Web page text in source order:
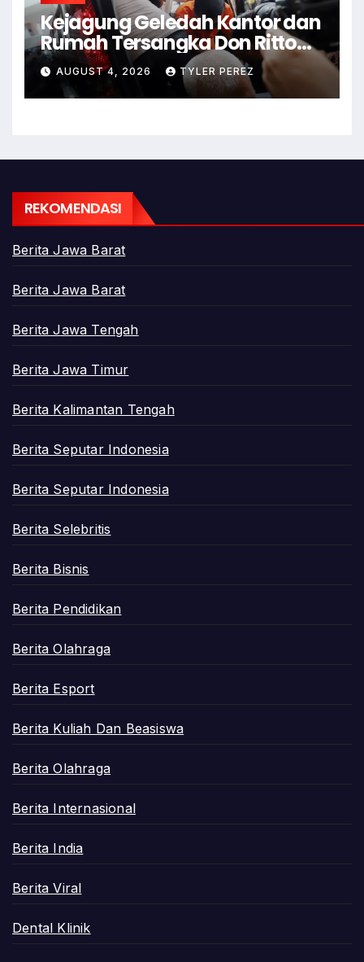
Kejagung Geledah Kantor dan
Rumah Tersangka Don Ritto
Terkait Kasus Febrie
Adriansyah
AUGUST 4, 2026 TYLER PEREZ
REKOMENDASI
Berita Jawa Barat
Berita Jawa Barat
Berita Jawa Tengah
Berita Jawa Timur
Berita Kalimantan Tengah
Berita Seputar Indonesia
Berita Seputar Indonesia
Berita Selebritis
Berita Bisnis
Berita Pendidikan
Berita Olahraga
Berita Esport
Berita Kuliah Dan Beasiswa
Berita Olahraga
Berita Internasional
Berita India
Berita Viral
Dental Klinik